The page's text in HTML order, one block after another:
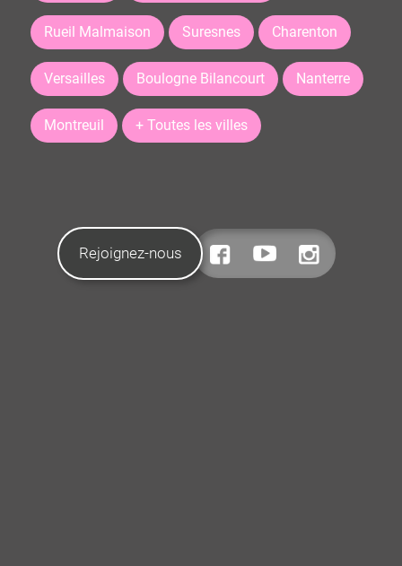
Rueil Malmaison Suresnes Charenton
Versailles Boulogne Bilancourt Nanterre
Montreuil + Toutes les villes
Rejoignez-nous